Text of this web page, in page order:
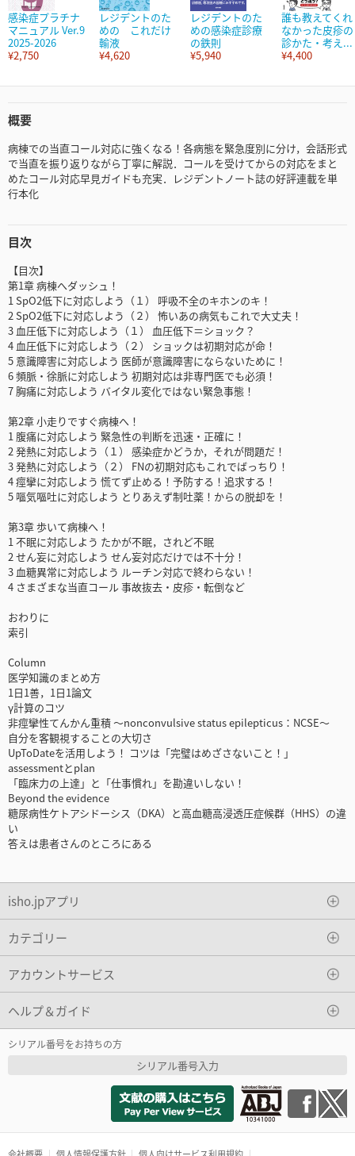
感染症プラチナ
マニュアル Ver.9
2025-2026
¥2,750
レジデントのた
めの これだけ
輸液
¥4,620
レジデントのた
めの感染症診療
の鉄則
¥5,940
誰も教えてくれ
なかった皮疹の
診かた・考え...
¥4,400
概要
病棟での当直コール対応に強くなる！各病態を緊急度別に分け，会話形式
で当直を振り返りながら丁寧に解説．コールを受けてからの対応をまと
めたコール対応早見ガイドも充実．レジデントノート誌の好評連載を単
行本化
目次
【目次】
第1章 病棟へダッシュ！
1 SpO2低下に対応しよう（１） 呼吸不全のキホンのキ！
2 SpO2低下に対応しよう（２） 怖いあの病気もこれで大丈夫！
3 血圧低下に対応しよう（１） 血圧低下＝ショック？
4 血圧低下に対応しよう（２） ショックは初期対応が命！
5 意識障害に対応しよう 医師が意識障害にならないために！
6 頻脈・徐脈に対応しよう 初期対応は非専門医でも必須！
7 胸痛に対応しよう バイタル変化ではない緊急事態！
第2章 小走りですぐ病棟へ！
1 腹痛に対応しよう 緊急性の判断を迅速・正確に！
2 発熱に対応しよう（１） 感染症かどうか，それが問題だ！
3 発熱に対応しよう（２） FNの初期対応もこれでばっちり！
4 痙攣に対応しよう 慌てず止める！予防する！追求する！
5 嘔気嘔吐に対応しよう とりあえず制吐薬！からの脱却を！
第3章 歩いて病棟へ！
1 不眠に対応しよう たかが不眠，されど不眠
2 せん妄に対応しよう せん妄対応だけでは不十分！
3 血糖異常に対応しよう ルーチン対応で終わらない！
4 さまざまな当直コール 事故抜去・皮疹・転倒など
おわりに
索引
Column
医学知識のまとめ方
1日1善，1日1論文
γ計算のコツ
非痙攣性てんかん重積 ～nonconvulsive status epilepticus：NCSE～
自分を客観視することの大切さ
UpToDateを活用しよう！ コツは「完璧はめざさないこと！」
assessmentとplan
「臨床力の上達」と「仕事慣れ」を勘違いしない！
Beyond the evidence
糖尿病性ケトアシドーシス（DKA）と高血糖高浸透圧症候群（HHS）の違
い
答えは患者さんのところにある
isho.jpアプリ
カテゴリー
アカウントサービス
ヘルプ＆ガイド
シリアル番号をお持ちの方
シリアル番号入力